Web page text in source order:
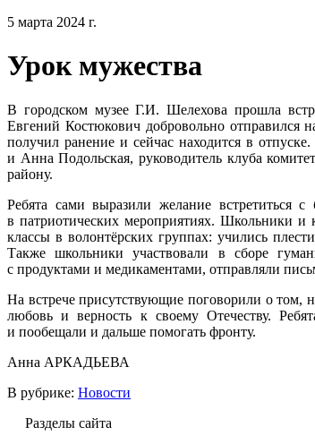
5 марта 2024 г.
Урок мужества
В городском музее Г.И. Шелехова прошла
Евгений Костюкович добровольно отправился
получил ранение и сейчас находится в
и Анна Подольская, руководитель клуба
району.
Ребята сами выразили желание встретиться
в патриотических мероприятиях. Школьники и
классы в волонтёрских группах: учились
Также школьники участвовали в сборе
с продуктами и медикаментами, отправляли
На встрече присутствующие поговорили о том,
любовь и верность к своему Отечеству.
и пообещали и дальше помогать фронту.
Анна АРКАДЬЕВА
В рубрике: Новости
Разделы сайта